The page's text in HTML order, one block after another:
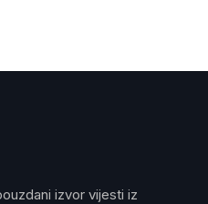
izvor vijesti iz